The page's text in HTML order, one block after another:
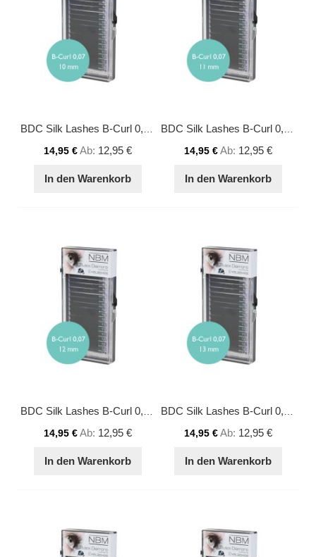
BDC Silk Lashes B-Curl 0,07 - 10 mm
14,95 €Ab 12,95 €
In den Warenkorb
BDC Silk Lashes B-Curl 0,07 - 11 mm
14,95 €Ab 12,95 €
In den Warenkorb
14,95 €Ab 12,95 €
In den Warenkorb
14,95 €Ab 12,95 €
In den Warenkorb